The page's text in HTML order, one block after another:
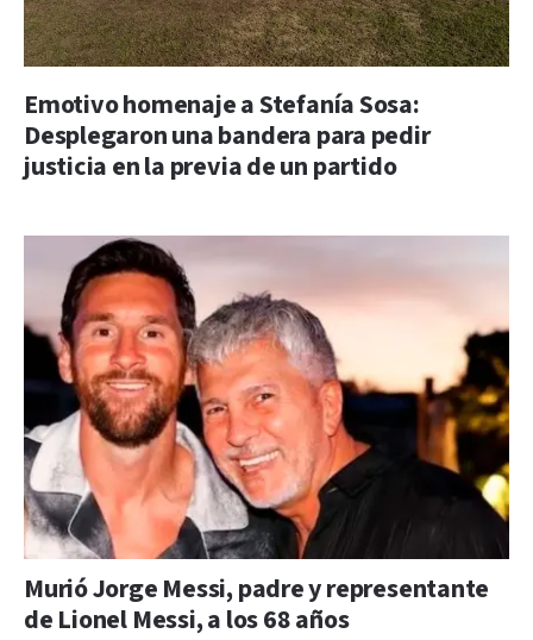
Emotivo homenaje a Stefanía Sosa:
Desplegaron una bandera para pedir
justicia en la previa de un partido
Murió Jorge Messi, padre y representante
de Lionel Messi, a los 68 años